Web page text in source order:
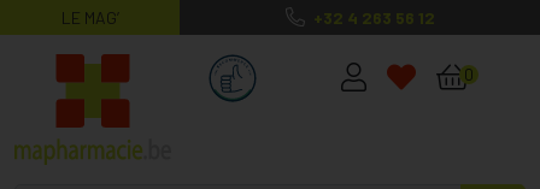
LE MAG’ +32 4 263 56 12
MaPharmacie.be ma santé, mes
0